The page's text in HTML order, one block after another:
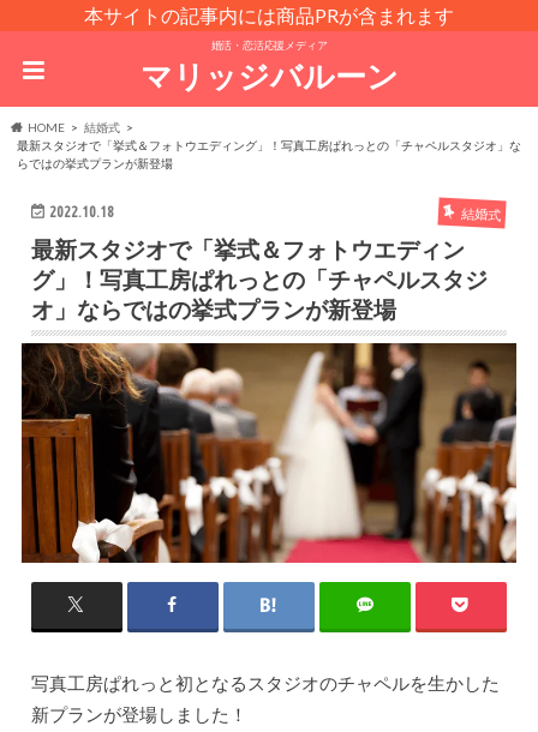
本サイトの記事内には商品PRが含まれます
婚活・恋活応援メディア
マリッジバルーン
HOME
結婚式
最新スタジオで「挙式＆フォトウエディング」！写真工房ぱれっとの「チャペルスタジオ」な
らではの挙式プランが新登場
2022.10.18 結婚式
最新スタジオで「挙式＆フォトウエディン
グ」！写真工房ぱれっとの「チャペルスタジ
オ」ならではの挙式プランが新登場
写真工房ぱれっと初となるスタジオのチャペルを生かした
新プランが登場しました！